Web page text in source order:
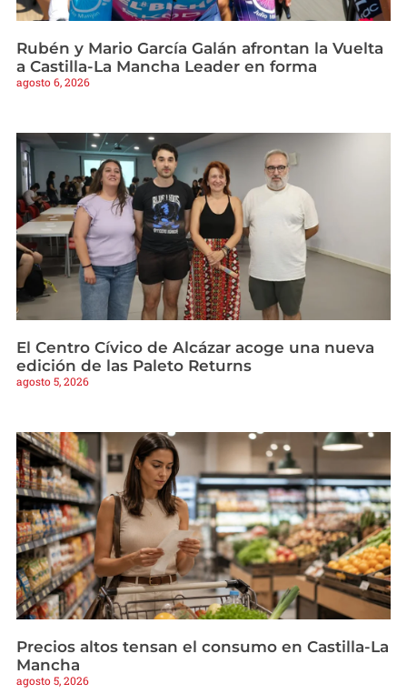
Rubén y Mario García Galán afrontan la Vuelta
a Castilla-La Mancha Leader en forma
agosto 6, 2026
El Centro Cívico de Alcázar acoge una nueva
edición de las Paleto Returns
agosto 5, 2026
Precios altos tensan el consumo en Castilla-La
Mancha
agosto 5, 2026